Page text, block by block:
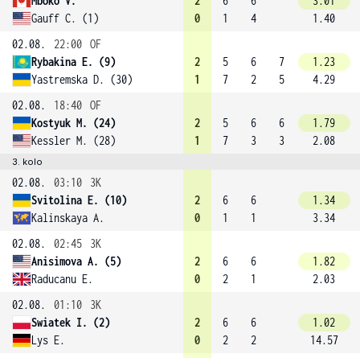
Gauff C. (1)
0
1
4
1.40
02.08.
22:00 OF
Rybakina E. (9)
Yastremska D. (30)
2
1
5
7
6
2
7
5
1.23
4.29
02.08.
18:40 OF
Kostyuk M. (24)
Kessler M. (28)
2
1
5
7
6
3
6
3
1.79
2.08
3. kolo
02.08. 03:10
3K
Svitolina E. (10)
Kalinskaya A.
2
0
6
1
6
1
1.34
3.34
02.08.
02:45
3K
Anisimova A. (5)
Raducanu E.
2
0
6
2
6
1
1.82
2.03
02.08.
01:10
3K
Swiatek I. (2)
Lys E.
2
0
6
2
6
2
1.02
14.57